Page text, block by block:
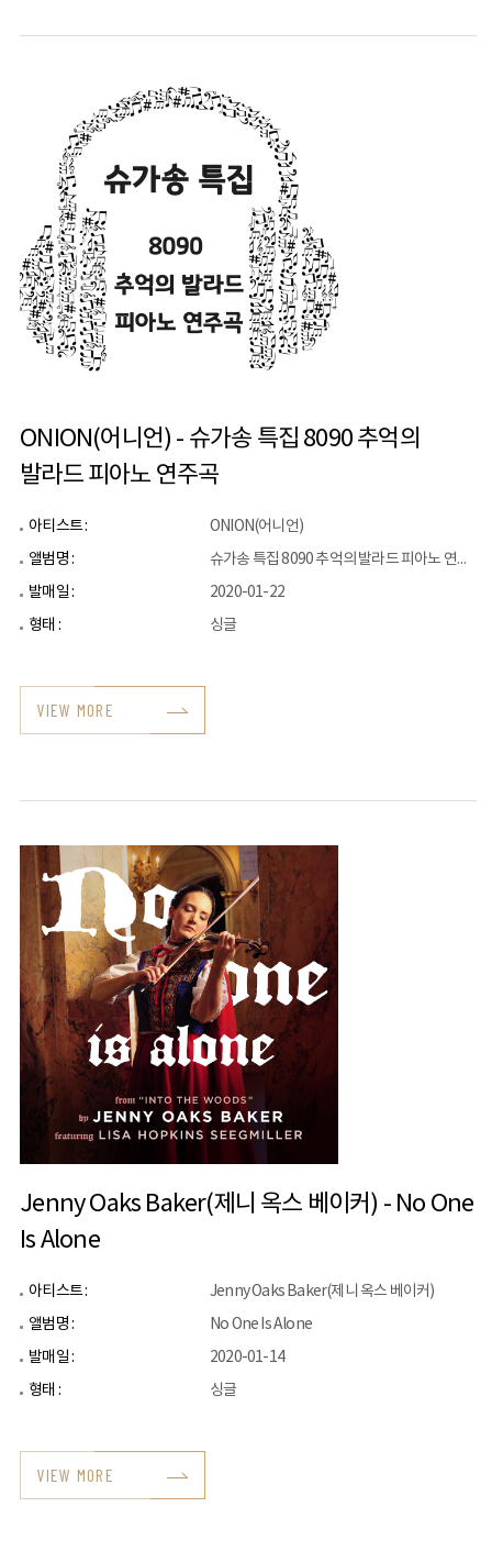
ONION(어니언) - 슈가송 특집 8090 추억의
발라드 피아노 연주곡
아티스트 :
ONION(어니언)
앨범명 :
슈가송 특집 8090 추억의 발라드 피아노 연주곡
발매일 :
2020-01-22
형태 :
싱글
VIEW MORE
Jenny Oaks Baker(제니 옥스 베이커) - No One
Is Alone
아티스트 :
Jenny Oaks Baker(제니 옥스 베이커)
앨범명 :
No One Is Alone
발매일 :
2020-01-14
형태 :
싱글
VIEW MORE